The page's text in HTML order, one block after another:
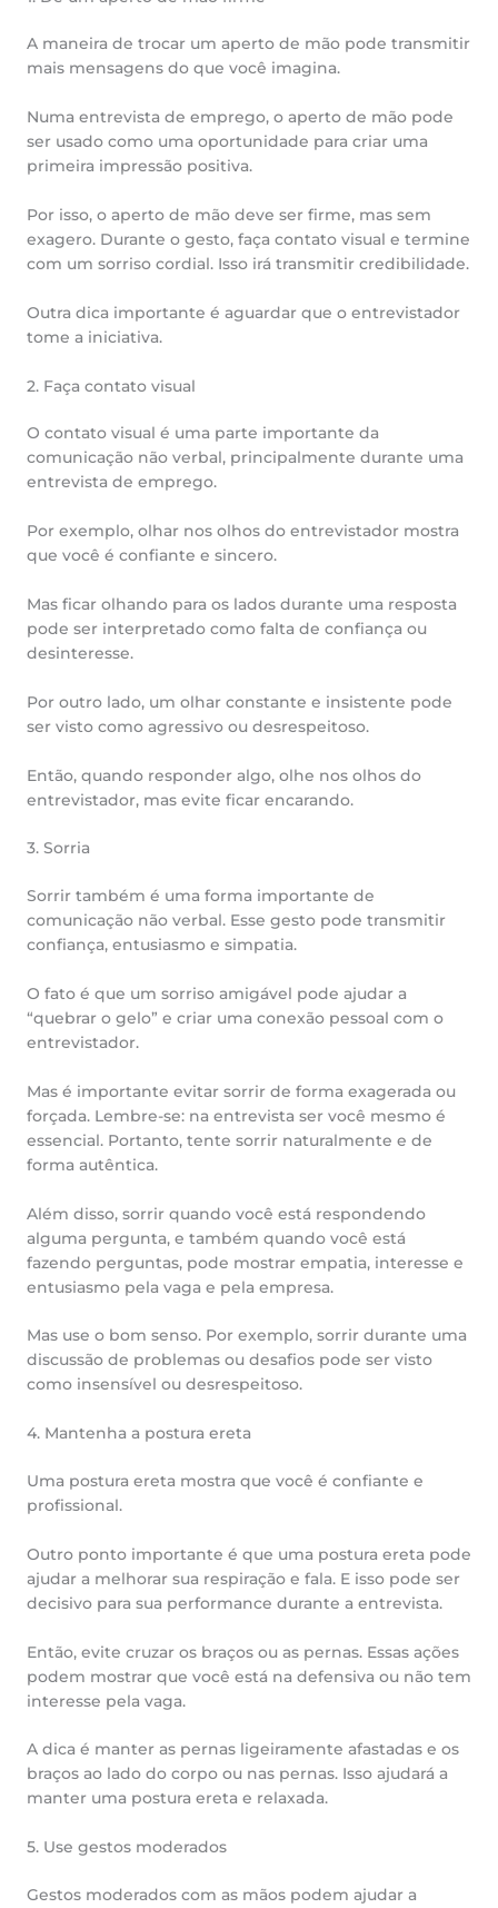
A maneira de trocar um aperto de mão pode transmitir
mais mensagens do que você imagina.
Numa entrevista de emprego, o aperto de mão pode
ser usado como uma oportunidade para criar uma
primeira impressão positiva.
Por isso, o aperto de mão deve ser firme, mas sem
exagero. Durante o gesto, faça contato visual e termine
com um sorriso cordial. Isso irá transmitir credibilidade.
Outra dica importante é aguardar que o entrevistador
tome a iniciativa.
2. Faça contato visual
O contato visual é uma parte importante da
comunicação não verbal, principalmente durante uma
entrevista de emprego.
Por exemplo, olhar nos olhos do entrevistador mostra
que você é confiante e sincero.
Mas ficar olhando para os lados durante uma resposta
pode ser interpretado como falta de confiança ou
desinteresse.
Por outro lado, um olhar constante e insistente pode
ser visto como agressivo ou desrespeitoso.
Então, quando responder algo, olhe nos olhos do
entrevistador, mas evite ficar encarando.
3. Sorria
Sorrir também é uma forma importante de
comunicação não verbal. Esse gesto pode transmitir
confiança, entusiasmo e simpatia.
O fato é que um sorriso amigável pode ajudar a
“quebrar o gelo” e criar uma conexão pessoal com o
entrevistador.
Mas é importante evitar sorrir de forma exagerada ou
forçada. Lembre-se: na entrevista ser você mesmo é
essencial. Portanto, tente sorrir naturalmente e de
forma autêntica.
Além disso, sorrir quando você está respondendo
alguma pergunta, e também quando você está
fazendo perguntas, pode mostrar empatia, interesse e
entusiasmo pela vaga e pela empresa.
Mas use o bom senso. Por exemplo, sorrir durante uma
discussão de problemas ou desafios pode ser visto
como insensível ou desrespeitoso.
4. Mantenha a postura ereta
Uma postura ereta mostra que você é confiante e
profissional.
Outro ponto importante é que uma postura ereta pode
ajudar a melhorar sua respiração e fala. E isso pode ser
decisivo para sua performance durante a entrevista.
Então, evite cruzar os braços ou as pernas. Essas ações
podem mostrar que você está na defensiva ou não tem
interesse pela vaga.
A dica é manter as pernas ligeiramente afastadas e os
braços ao lado do corpo ou nas pernas. Isso ajudará a
manter uma postura ereta e relaxada.
5. Use gestos moderados
Gestos moderados com as mãos podem ajudar a